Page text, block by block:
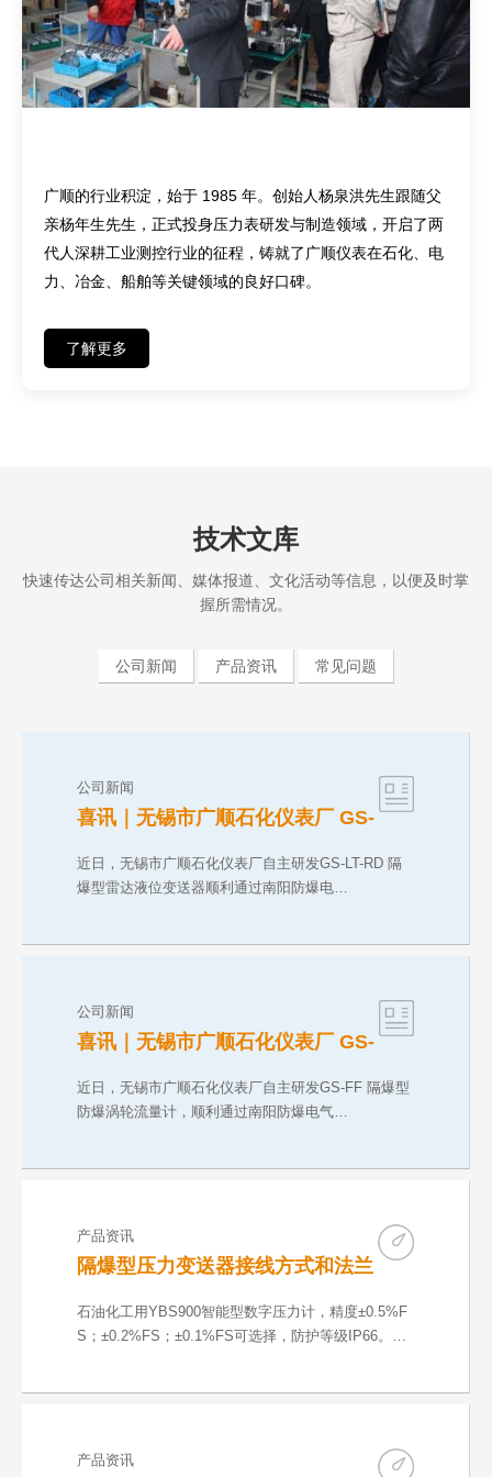
广顺的行业积淀，始于 1985 年。创始人杨泉洪先生跟随父
亲杨年生先生，正式投身压力表研发与制造领域，开启了两
代人深耕工业测控行业的征程，铸就了广顺仪表在石化、电
力、冶金、船舶等关键领域的良好口碑。
了解更多
技术文库
快速传达公司相关新闻、媒体报道、文化活动等信息，以便及时掌
握所需情况。
公司新闻 产品资讯 常见问题
公司新闻
喜讯｜无锡市广顺石化仪表厂 GS-
CNEX 气粉双防爆合格证
近日，无锡市广顺石化仪表厂自主研发GS-LT-RD 隔
爆型雷达液位变送器顺利通过南阳防爆电…
公司新闻
喜讯｜无锡市广顺石化仪表厂 GS-
粉双防爆合格证
近日，无锡市广顺石化仪表厂自主研发GS-FF 隔爆型
防爆涡轮流量计，顺利通过南阳防爆电气…
产品资讯
隔爆型压力变送器接线方式和法兰
石油化工用YBS900智能型数字压力计，精度±0.5%F
S；±0.2%FS；±0.1%FS可选择，防护等级IP66。输
产品资讯